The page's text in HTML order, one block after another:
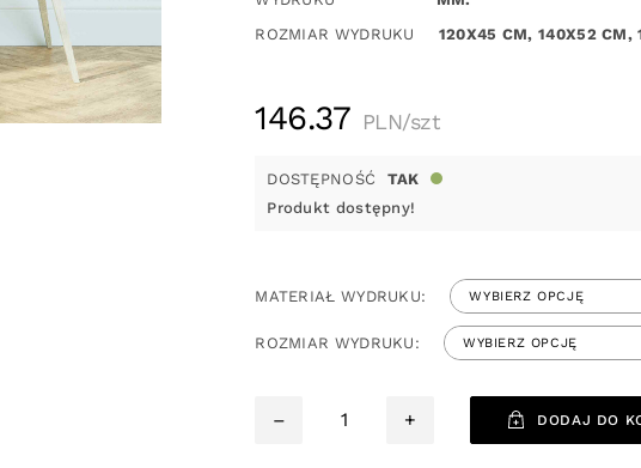
ROZMIAR WYDRUKU
120X45 CM, 140X52 CM,
146.37 PLN/szt
DOSTĘPNOŚĆ
TAK
Produkt dostępny!
MATERIAŁ WYDRUKU:
ROZMIAR WYDRUKU:
– + DODAJ DO